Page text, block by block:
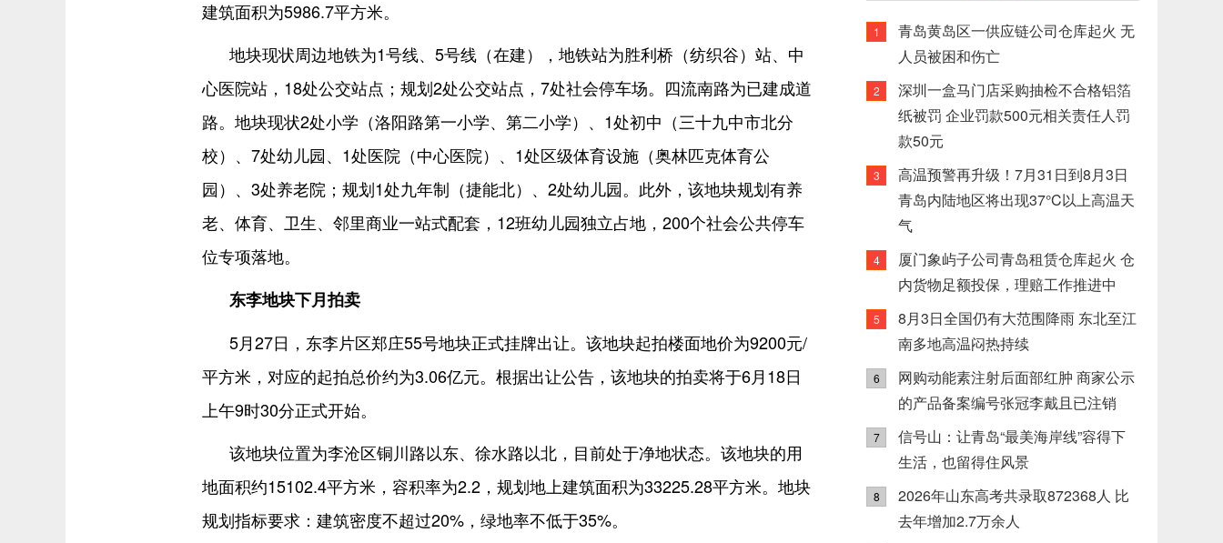
建筑面积为5986.7平方米。
地块现状周边地铁为1号线、5号线（在建），地铁站为胜利桥（纺织谷）站、中
心医院站，18处公交站点；规划2处公交站点，7处社会停车场。四流南路为已建成道
路。地块现状2处小学（洛阳路第一小学、第二小学）、1处初中（三十九中市北分
校）、7处幼儿园、1处医院（中心医院）、1处区级体育设施（奥林匹克体育公
园）、3处养老院；规划1处九年制（捷能北）、2处幼儿园。此外，该地块规划有养
老、体育、卫生、邻里商业一站式配套，12班幼儿园独立占地，200个社会公共停车
位专项落地。
东李地块下月拍卖
5月27日，东李片区郑庄55号地块正式挂牌出让。该地块起拍楼面地价为9200元/
平方米，对应的起拍总价约为3.06亿元。根据出让公告，该地块的拍卖将于6月18日
上午9时30分正式开始。
该地块位置为李沧区铜川路以东、徐水路以北，目前处于净地状态。该地块的用
地面积约15102.4平方米，容积率为2.2，规划地上建筑面积为33225.28平方米。地块
规划指标要求：建筑密度不超过20%，绿地率不低于35%。
1
青岛黄岛区一供应链公司仓库起火 无
人员被困和伤亡
2
深圳一盒马门店采购抽检不合格铝箔
纸被罚 企业罚款500元相关责任人罚
款50元
3
高温预警再升级！7月31日到8月3日
青岛内陆地区将出现37°C以上高温天
气
4
厦门象屿子公司青岛租赁仓库起火 仓
内货物足额投保，理赔工作推进中
5
8月3日全国仍有大范围降雨 东北至江
南多地高温闷热持续
6
网购动能素注射后面部红肿 商家公示
的产品备案编号张冠李戴且已注销
7
信号山：让青岛“最美海岸线”容得下
生活，也留得住风景
8
2026年山东高考共录取872368人 比
去年增加2.7万余人